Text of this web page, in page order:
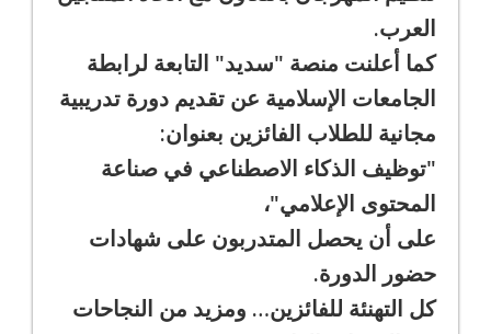
العرب.
كما أعلنت منصة "سديد" التابعة لرابطة
الجامعات الإسلامية عن تقديم دورة تدريبية
مجانية للطلاب الفائزين بعنوان:
"توظيف الذكاء الاصطناعي في صناعة
المحتوى الإعلامي"،
على أن يحصل المتدربون على شهادات
حضور الدورة.
كل التهنئة للفائزين… ومزيد من النجاحات